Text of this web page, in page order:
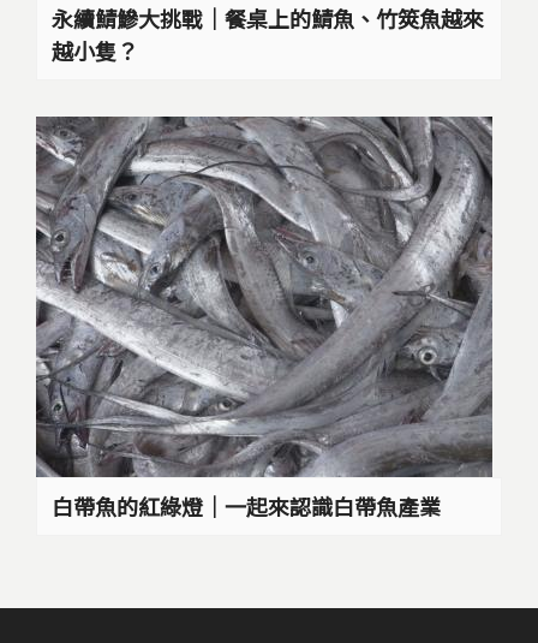
永續鯖鰺大挑戰｜餐桌上的鯖魚、竹筴魚越來
越小隻？
白帶魚的紅綠燈｜一起來認識白帶魚產業